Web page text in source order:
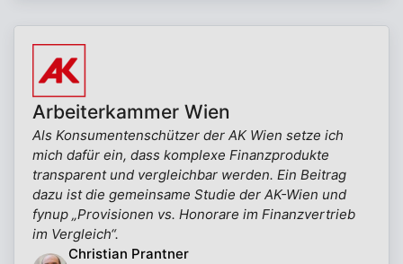
Arbeiterkammer Wien
Als Konsumentenschützer der AK Wien setze ich
mich dafür ein, dass komplexe Finanzprodukte
transparent und vergleichbar werden. Ein Beitrag
dazu ist die gemeinsame Studie der AK-Wien und
fynup „Provisionen vs. Honorare im Finanzvertrieb
im Vergleich“.
Christian Prantner